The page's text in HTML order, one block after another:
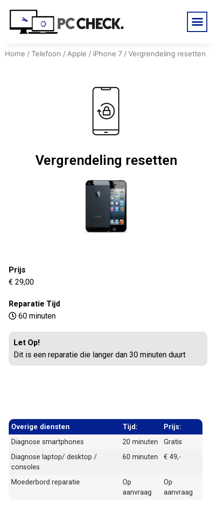
Home / Telefoon / Apple / iPhone 7 / Vergrendeling resetten
Vergrendeling resetten
Prijs
€ 29,00
Reparatie Tijd
60 minuten
Let Op!
Dit is een reparatie die langer dan 30 minuten duurt
Overige diensten Tijd:
Prijs:
Diagnose smartphones
20 minuten
Gratis
Diagnose laptop/ desktop /
consoles
60 minuten € 49,-
Moederbord reparatie
Op
aanvraag
Op
aanvraag